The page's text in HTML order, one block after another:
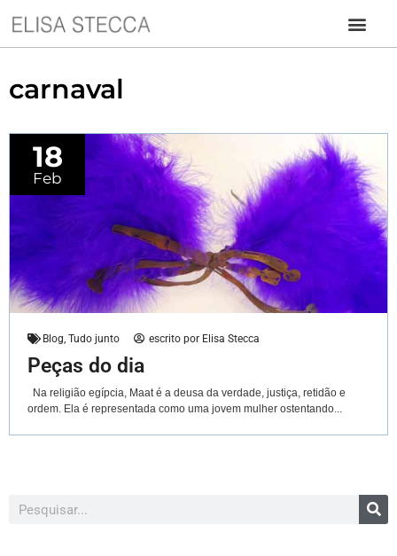
carnaval
Blog Tudo junto escrito por Elisa Stecca
Peças do dia
Na religião egípcia, Maat é a deusa da verdade, justiça, retidão e
ordem. Ela é representada como uma jovem mulher ostentando...
18
Feb